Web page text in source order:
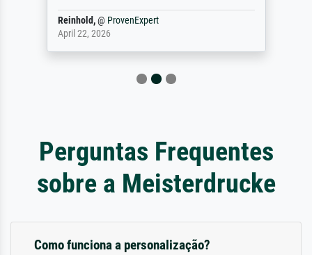
Reinhold,@ ProvenExpert
April 22, 2026
Perguntas Frequentes
sobre a Meisterdrucke
Como funciona a personalização?